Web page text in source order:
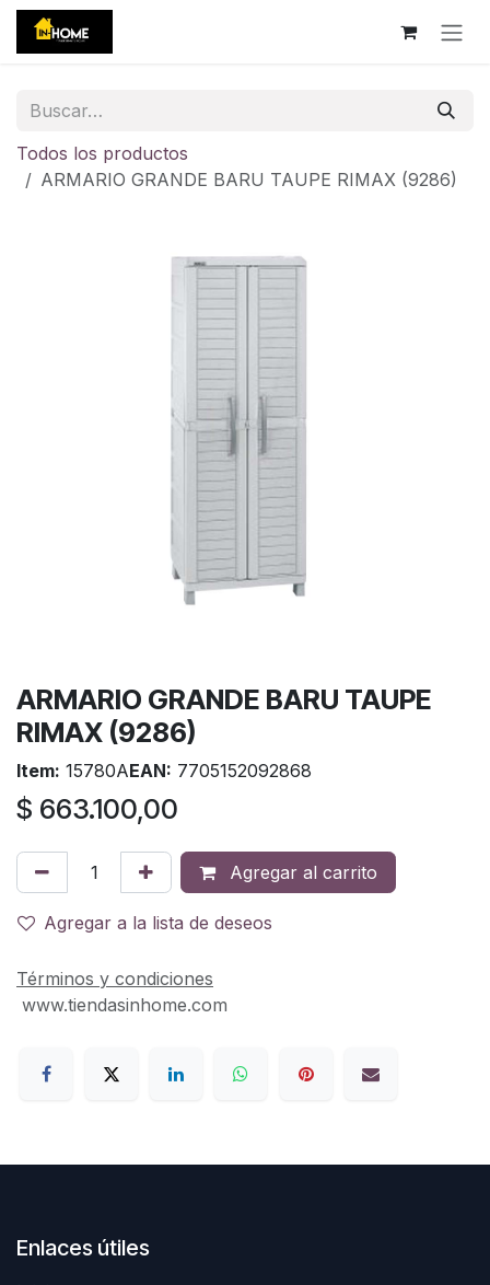
Ir al contenido
Todos los productos
ARMARIO GRANDE BARU TAUPE RIMAX (9286)
ARMARIO GRANDE BARU TAUPE
RIMAX (9286)
Item: 15780AEAN: 7705152092868
$ 663.100,00
Agregar al carrito
Agregar a la lista de deseos
Términos y condiciones
www.tiendasinhome.com
Enlaces útiles